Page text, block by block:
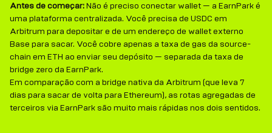
Antes de começar:Não é preciso conectar wallet — a EarnPark é
uma plataforma centralizada. Você precisa de USDC em
Arbitrum para depositar e de um endereço de wallet externo
Base para sacar. Você cobre apenas a taxa de gas da source-
chain em ETH ao enviar seu depósito — separada da taxa de
bridge zero da EarnPark.
Em comparação com a bridge nativa da Arbitrum (que leva 7
dias para sacar de volta para Ethereum), as rotas agregadas de
terceiros via EarnPark são muito mais rápidas nos dois sentidos.